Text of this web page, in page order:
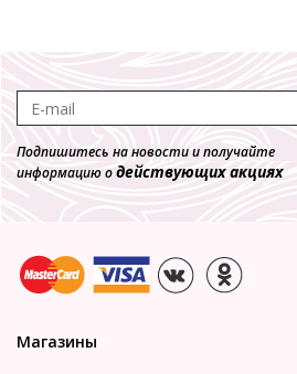
Подпишитесь на новости и получайте
информацию одействующих акциях
Магазины